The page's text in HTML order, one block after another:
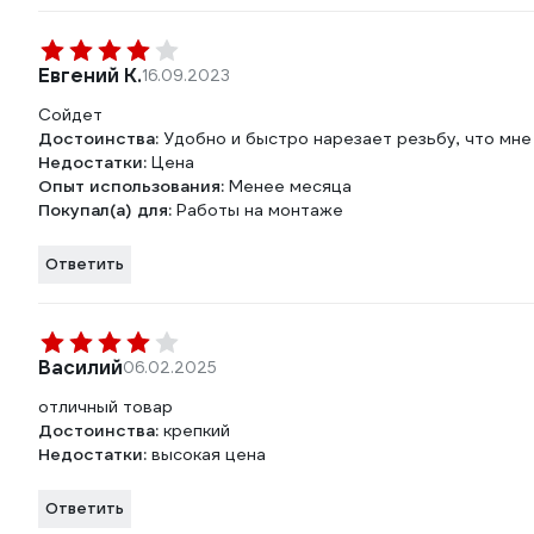
Евгений К.16.09.2023
Сойдет
Достоинства: Удобно и быстро нарезает резьбу, что
Недостатки: Цена
Опыт использования: Менее месяца
Покупал(а) для: Работы на монтаже
Ответить
Василий06.02.2025
отличный товар
Достоинства: крепкий
Недостатки: высокая цена
Ответить